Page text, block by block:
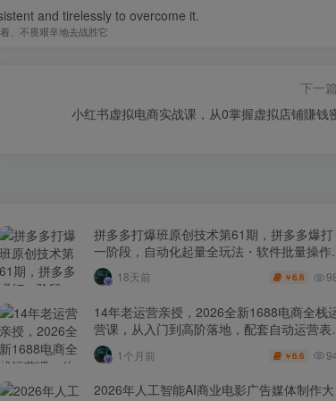
and tirelessly to overcome it.
、不畏艰辛地去战胜它
下一
小红书虚拟电商实战课，从0掌握虚拟店铺賺钱
拼多多打爆班原创技术第61期，拼多多爆打
一阶段，自动化起量全玩法・软件批量操作
投产优化・大促矩阵实战课
18天前 ￥6.6
14年老运营亲授，2026全新1688电商全栈
营课，从入门到高阶落地，配套自动运营表
+工具包+直播诊断等
1个月前 ￥6.6
2026年人工智能AI商业电影广告媒体制作大